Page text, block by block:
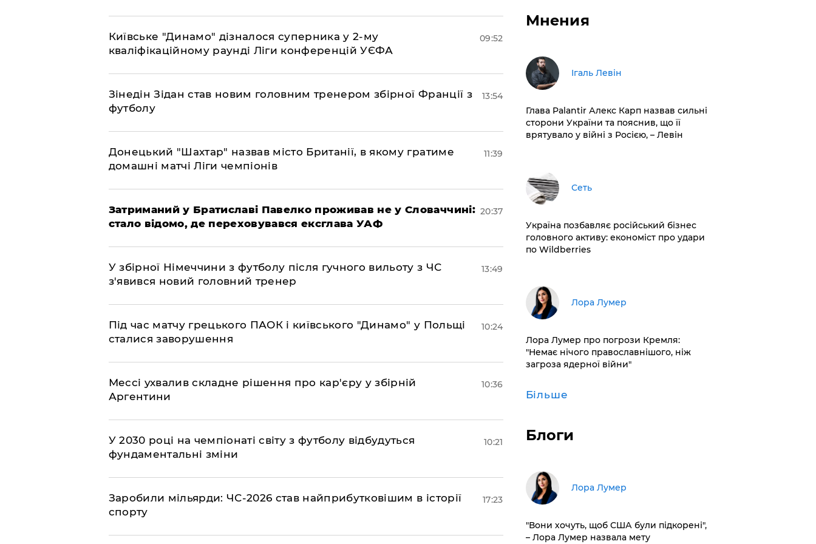
Київське "Динамо" дізналося суперника у 2-му
кваліфікаційному раунді Ліги конференцій УЄФА
09:52
​Зінедін Зідан став новим головним тренером збірної Франції з
футболу
13:54
Донецький "Шахтар" назвав місто Британії, в якому гратиме
домашні матчі Ліги чемпіонів
11:39
Затриманий у Братиславі Павелко проживав не у Словаччині:
стало відомо, де переховувався ексглава УАФ
20:37
У збірної Німеччини з футболу після гучного вильоту з ЧС
з'явився новий головний тренер
13:49
Під час матчу грецького ПАОК і київського "Динамо" у Польщі
сталися заворушення
10:24
Мессі ухвалив складне рішення про кар'єру у збірній
Аргентини
10:36
У 2030 році на чемпіонаті світу з футболу відбудуться
фундаментальні зміни
10:21
​Заробили мільярди: ЧС-2026 став найприбутковішим в історії
спорту
17:23
Мнения
Ігаль Левін
Глава Palantir Алекс Карп назвав сильні
сторони України та пояснив, що її
врятувало у війні з Росією, – Левін
Сеть
​Україна позбавляє російський бізнес
головного активу: економіст про удари
по Wildberries
​Лора Лумер
Лора Лумер про погрози Кремля:
"Немає нічого православнішого, ніж
загроза ядерної війни"
Більше
Блоги
​Лора Лумер
"Вони хочуть, щоб США були підкорені",
– Лора Лумер назвала мету